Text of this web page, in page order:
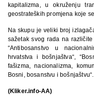
kapitalizma, u okruženju
geostrateških promjena koje
Na skupu je veliki broj
sažetak svog rada na
“Antibosanstvo u
hrvatstva i bošnjaštva“,
fašizma, nacionalizma,
Bosni, bosanstvu i bošnjaštvu“.
(Kliker.info-AA)